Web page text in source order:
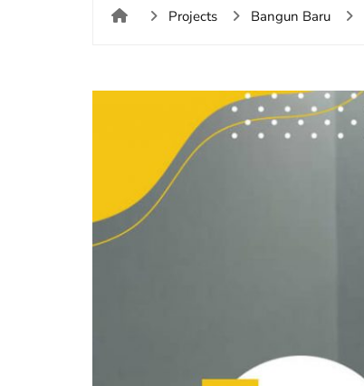
Projects Bangun Baru